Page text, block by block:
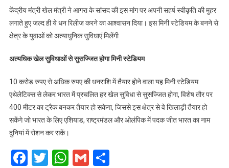
केंद्रीय मंत्री खेल मंत्री ने आगरा के सांसद की इस मांग पर अपनी सहर्ष स्वीकृति की मुहर
लगाते हुए जल्द ही ये धन रिलीज करने का आश्वासन दिया। इस मिनी स्टेडियम के बनने से
क्षेत्र के युवाओं को अत्याधुनिक सुविधाएं मिलेंगी
अत्यधिक खेल सुविधाओं से सुसज्जित होगा मिनी स्टेडियम
10 करोड रुपए से अधिक रुपए की धनराशि में तैयार होने वाला यह मिनी स्टेडियम
एथेलेटिक्स से लेकर भारत में प्रचलित हर खेल सुविधा से सुसज्जित होगा, विशेष तौर पर
400 मीटर का ट्रैक बनकर तैयार हो सकेगा, जिससे इस क्षेत्र से वे खिलाड़ी तैयार हो
सकेंगे जो भारत के लिए एशियाड, राष्ट्रमंडल और ओलंपिक में पदक जीत भारत का नाम
दुनियां में रोशन कर सकें।
Facebook
Twitter
WhatsApp
GmailShare